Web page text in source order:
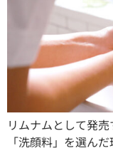
リムナムとして発売
「洗顔料」を選ん